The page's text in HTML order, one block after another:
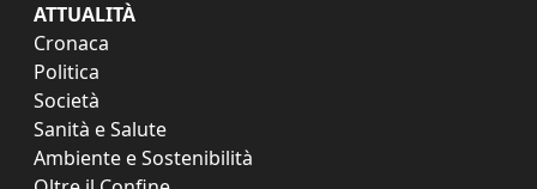
ATTUALITÀ
Cronaca
Politica
Società
Sanità e Salute
Ambiente e Sostenibilità